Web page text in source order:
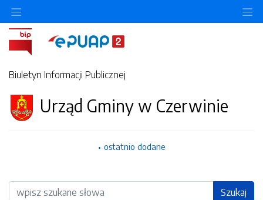
Biuletyn Informacji Publicznej
Urząd Gminy w Czerwinie
ostatnio dodane
Wyszukiwarka Szukaj